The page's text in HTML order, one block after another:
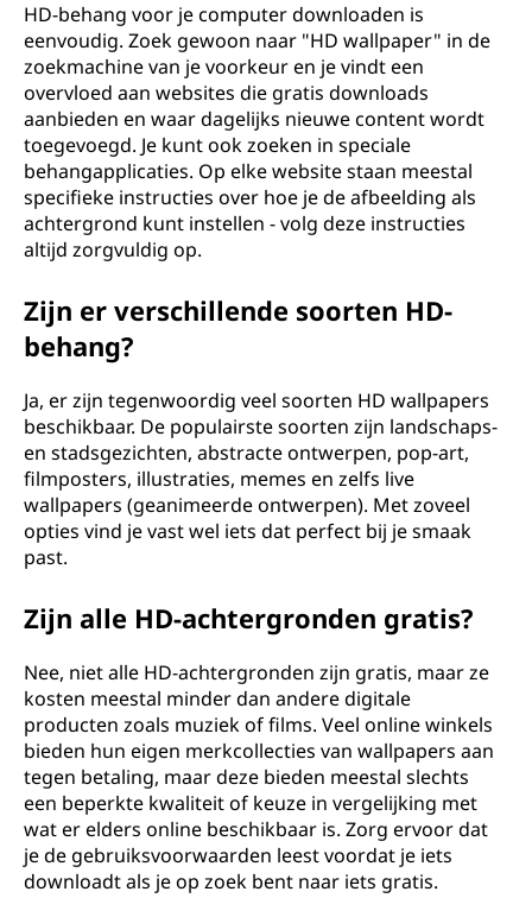
HD-behang voor je computer downloaden is
eenvoudig. Zoek gewoon naar "HD wallpaper" in de
zoekmachine van je voorkeur en je vindt een
overvloed aan websites die gratis downloads
aanbieden en waar dagelijks nieuwe content wordt
toegevoegd. Je kunt ook zoeken in speciale
behangapplicaties. Op elke website staan meestal
specifieke instructies over hoe je de afbeelding als
achtergrond kunt instellen - volg deze instructies
altijd zorgvuldig op.
Zijn er verschillende soorten HD-
behang?
Ja, er zijn tegenwoordig veel soorten HD wallpapers
beschikbaar. De populairste soorten zijn landschaps-
en stadsgezichten, abstracte ontwerpen, pop-art,
filmposters, illustraties, memes en zelfs live
wallpapers (geanimeerde ontwerpen). Met zoveel
opties vind je vast wel iets dat perfect bij je smaak
past.
Zijn alle HD-achtergronden gratis?
Nee, niet alle HD-achtergronden zijn gratis, maar ze
kosten meestal minder dan andere digitale
producten zoals muziek of films. Veel online winkels
bieden hun eigen merkcollecties van wallpapers aan
tegen betaling, maar deze bieden meestal slechts
een beperkte kwaliteit of keuze in vergelijking met
wat er elders online beschikbaar is. Zorg ervoor dat
je de gebruiksvoorwaarden leest voordat je iets
downloadt als je op zoek bent naar iets gratis.